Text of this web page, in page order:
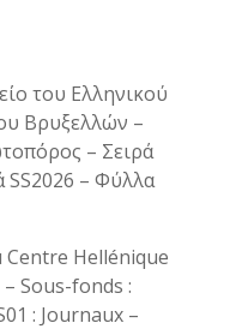
του Ελληνικού
Βρυξελλών –
– Σειρά
SS2026 – Φύλλα
Hellénique
Sous-fonds :
: Journaux –